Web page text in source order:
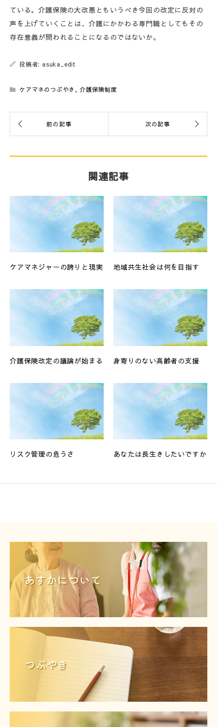
ている。介護保険の大改悪ともいうべき今回の改定に反対の
声を上げていくことは、介護にかかわる専門職としてもその
存在意義が問われることになるのではないか。
投稿者: asuka_edit
ケアマネのつぶやき , 介護保険制度
関連記事
ケアマネジャーの誇りと現実 地域共生社会は何を目指す
介護保険改定の議論が始まる 身寄りのない高齢者の支援
リスク管理の危うさ あなたは長生きしたいですか
あすかについて
つぶやき